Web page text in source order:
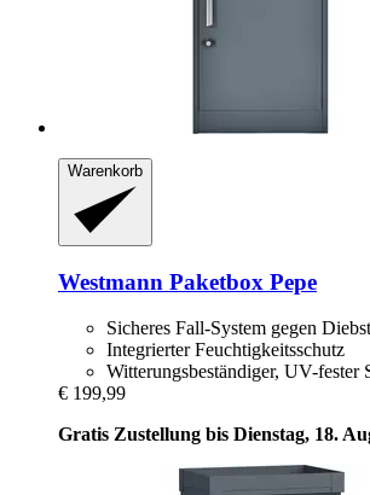
Warenkorb
Westmann Paketbox Pepe
Sicheres Fall-System gegen
Integrierter Feuchtigkeitsschutz
Witterungsbeständiger, UV-fester
€ 199,99
Gratis Zustellung bis Dienstag, 18.